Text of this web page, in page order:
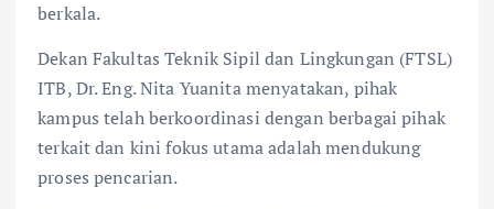
berkala.
Dekan Fakultas Teknik Sipil dan Lingkungan (FTSL)
ITB, Dr. Eng. Nita Yuanita menyatakan, pihak
kampus telah berkoordinasi dengan berbagai pihak
terkait dan kini fokus utama adalah mendukung
proses pencarian.